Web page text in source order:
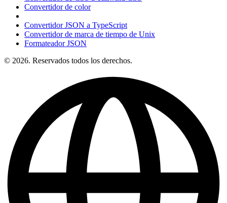
Convertidor de color
Convertidor JSON a TypeScript
Convertidor de marca de tiempo de Unix
Formateador JSON
© 2026. Reservados todos los derechos.